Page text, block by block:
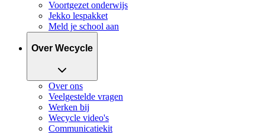
Voortgezet onderwijs
Jekko lespakket
Meld je school aan
Over Wecycle
Over ons
Veelgestelde vragen
Werken bij
Wecycle video's
Communicatiekit